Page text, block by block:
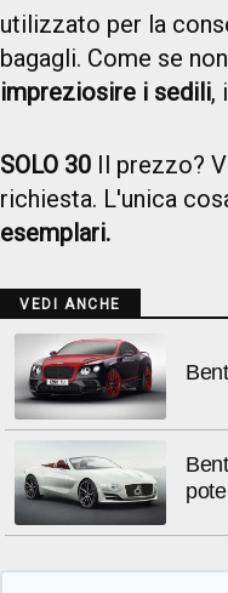
utilizzato per la
bagagli. Come se
impreziosire i sedili,
SOLO 30 Il prezzo?
richiesta. L'unica
esemplari.
VEDI ANCHE